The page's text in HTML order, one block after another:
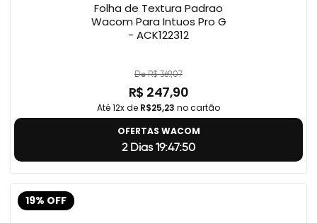
Folha de Textura Padrao
Wacom Para Intuos Pro G
- ACK122312
De R$ 369,07
R$ 247,90
Até 12x de R$25,23 no cartão
OFERTAS WACOM
2 Dias 19:47:49
19% OFF